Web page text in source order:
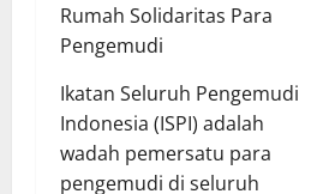
Rumah Solidaritas Para
Pengemudi
Ikatan Seluruh Pengemudi
Indonesia (ISPI) adalah
wadah pemersatu para
pengemudi di seluruh